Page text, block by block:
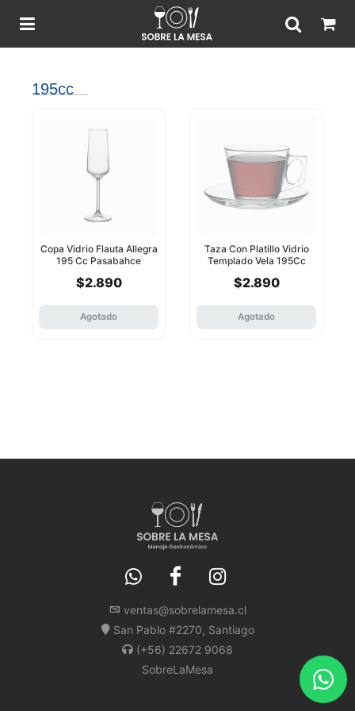
195cc
Copa Vidrio Flauta Allegra
195 Cc Pasabahce
$2.890
Agotado
Taza Con Platillo Vidrio
Templado Vela 195Cc
$2.890
Agotado
ventas@sobrelamesa.cl
San Pablo #2270, Santiago
(+56) 22672 9068
SobreLaMesa